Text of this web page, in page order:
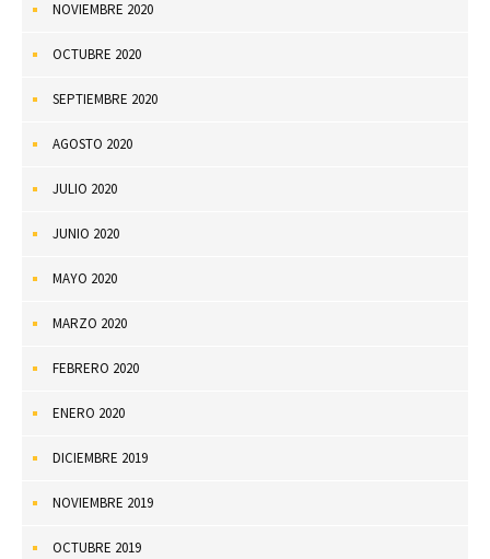
NOVIEMBRE 2020
OCTUBRE 2020
SEPTIEMBRE 2020
AGOSTO 2020
JULIO 2020
JUNIO 2020
MAYO 2020
MARZO 2020
FEBRERO 2020
ENERO 2020
DICIEMBRE 2019
NOVIEMBRE 2019
OCTUBRE 2019